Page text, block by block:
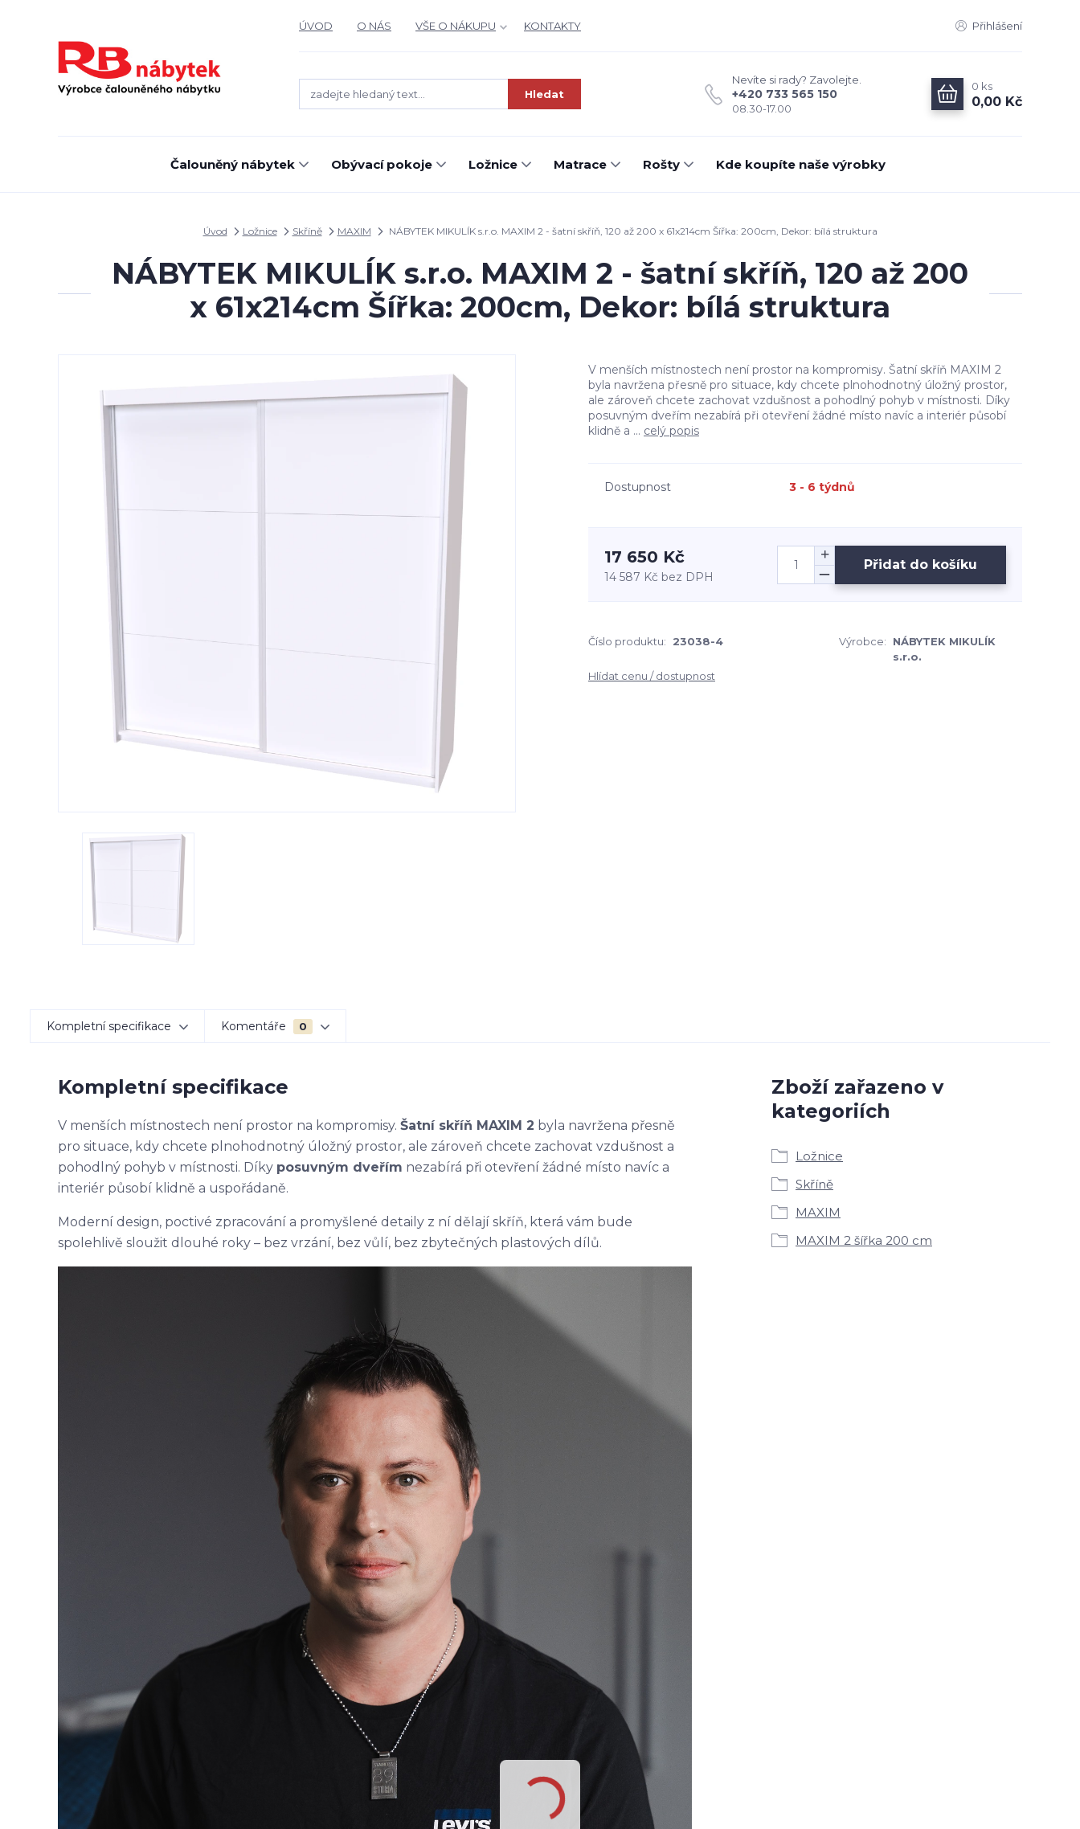
ÚVOD O NÁS VŠE O NÁKUPU KONTAKTY Přihlášení
Hledat
Nevíte si rady? Zavolejte.
+420 733 565 150
08.30-17.00
0 ks
0,00 Kč
Čalouněný nábytek Obývací pokoje Ložnice Matrace Rošty Kde koupíte naše výrobky
Úvod Ložnice Skříně MAXIM NÁBYTEK MIKULÍK s.r.o. MAXIM 2 - šatní skříň, 120 až 200 x 61x214cm Šířka: 200cm, Dekor: bílá struktura
NÁBYTEK MIKULÍK s.r.o. MAXIM 2 - šatní skříň, 120 až 200
x 61x214cm Šířka: 200cm, Dekor: bílá struktura
V menších místnostech není prostor na kompromisy. Šatní skříň MAXIM 2
byla navržena přesně pro situace, kdy chcete plnohodnotný úložný prostor,
ale zároveň chcete zachovat vzdušnost a pohodlný pohyb v místnosti. Díky
posuvným dveřím nezabírá při otevření žádné místo navíc a interiér působí
klidně a ... celý popis
Dostupnost 3 - 6 týdnů
17 650 Kč
14 587 Kč bez DPH
Přidat do košíku
Číslo produktu: 23038-4 Výrobce:
NÁBYTEK MIKULÍK
s.r.o.
Hlídat cenu / dostupnost
Kompletní specifikace Komentáře 0
Kompletní specifikace
V menších místnostech není prostor na kompromisy. Šatní skříň MAXIM 2 byla navržena přesně
pro situace, kdy chcete plnohodnotný úložný prostor, ale zároveň chcete zachovat vzdušnost a
pohodlný pohyb v místnosti. Díky posuvným dveřím nezabírá při otevření žádné místo navíc a
interiér působí klidně a uspořádaně.
Moderní design, poctivé zpracování a promyšlené detaily z ní dělají skříň, která vám bude
spolehlivě sloužit dlouhé roky – bez vrzání, bez vůlí, bez zbytečných plastových dílů.
Zboží zařazeno v
kategoriích
Ložnice
Skříně
MAXIM
MAXIM 2 šířka 200 cm